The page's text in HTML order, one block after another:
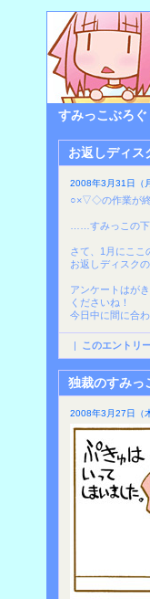
すみっこぶろぐ
お返しディス
2008年3月31日（
○×▽◇の作業が
……すみっこの下
さて、1月にここ
お返しディスク
アンケートはが
くださいね！
今日中に間に合
| このエントリ
独裁のすみっ
2008年3月27日（